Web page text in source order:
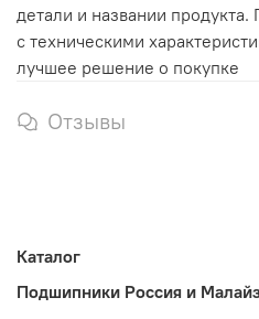
детали и названии
с техническими
лучшее решение о покупке
Отзывы
Каталог
Подшипники Россия и